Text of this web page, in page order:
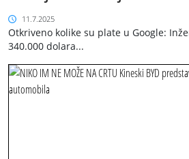
11.7.2025
Otkriveno kolike su plate u Google:
340.000 dolara...